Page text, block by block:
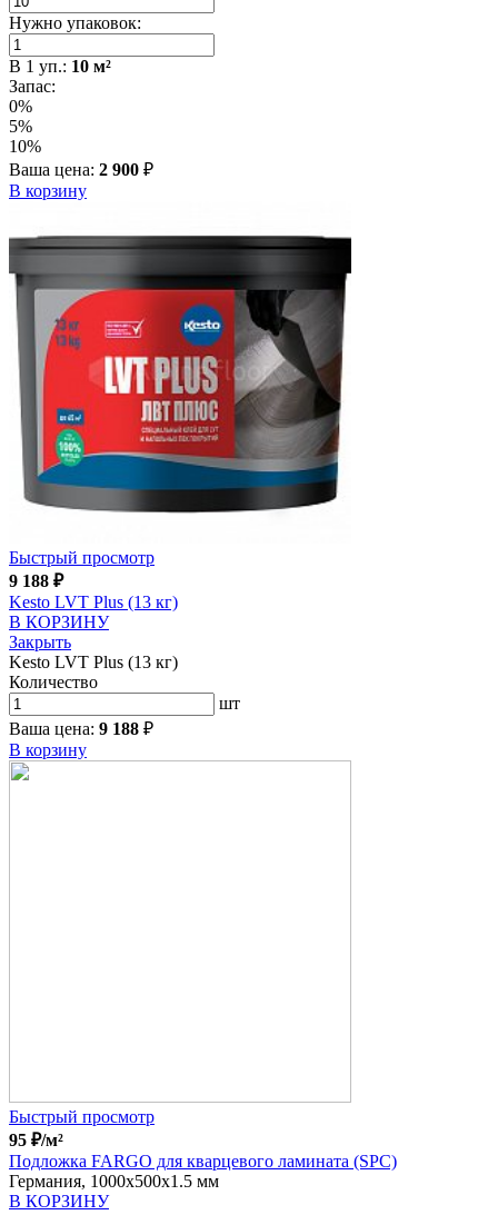
Нужно упаковок:
В 1 уп.: 10 м²
Запас:
0%
5%
10%
Ваша цена: 2 900 ₽
В корзину
Быстрый просмотр
9 188 ₽
Kesto LVT Plus (13 кг)
В КОРЗИНУ
Закрыть
Kesto LVT Plus (13 кг)
Количество
шт
Ваша цена: 9 188 ₽
В корзину
Быстрый просмотр
95 ₽/м²
Подложка FARGO для кварцевого ламината (SPC)
Германия, 1000x500x1.5 мм
В КОРЗИНУ